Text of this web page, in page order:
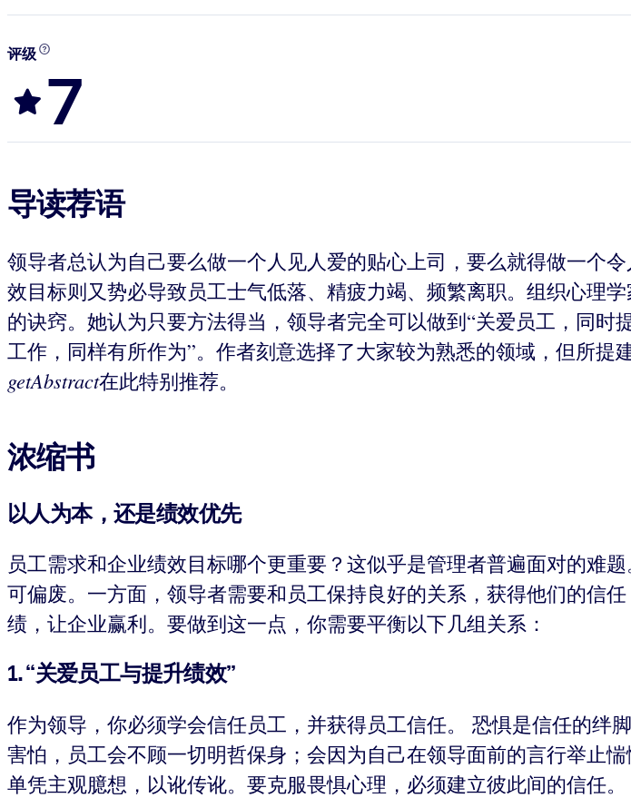
评级
7
导读荐语
领导者总认为自己要么做一个人见人爱的贴心上司，要么就得做一个
效目标则又势必导致员工士气低落、精疲力竭、频繁离职。组织心理
的诀窍。她认为只要方法得当，领导者完全可以做到“关爱员工，同
工作，同样有所作为”。作者刻意选择了大家较为熟悉的领域，但所
getAbstract在此特别推荐。
浓缩书
以人为本，还是绩效优先
员工需求和企业绩效目标哪个更重要？这似乎是管理者普遍面对的难
可偏废。一方面，领导者需要和员工保持良好的关系，获得他们的信
绩，让企业赢利。要做到这一点，你需要平衡以下几组关系：
1. “关爱员工与提升绩效”
作为领导，你必须学会信任员工，并获得员工信任。 恐惧是信任的绊
害怕，员工会不顾一切明哲保身；会因为自己在领导面前的言行举止
单凭主观臆想，以讹传讹。要克服畏惧心理，必须建立彼此间的信任。